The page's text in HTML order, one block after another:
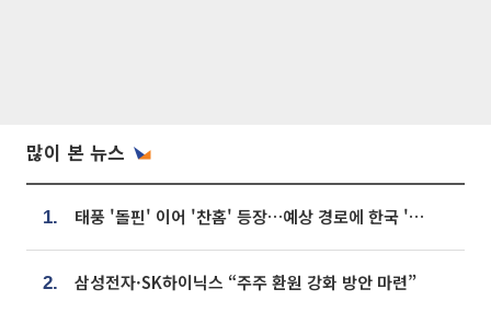
많이 본 뉴스
1. 태풍 '돌핀' 이어 '찬홈' 등장…예상 경로에 한국 '한숨'
2. 삼성전자·SK하이닉스 “주주 환원 강화 방안 마련”